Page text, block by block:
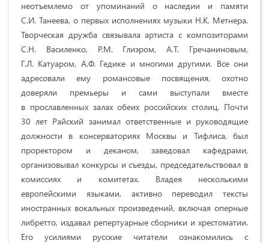
неотъемлемо от упоминаний о наследии и памяти
С.И. Танеева, о первых исполнениях музыки Н.К. Метнера.
Творческая дружба связывала артиста с композиторами
С.Н. Василенко, Р.М. Глиэром, А.Т. Гречаниновым,
Г.Л. Катуаром, А.Ф. Гедике и многими другими. Все они
адресовали ему романсовые посвящения, охотно
доверяли премьеры и сами выступали вместе
в прославленных залах обеих российских столиц. Почти
30 лет Райский занимал ответственные и руководящие
должности в консерваториях Москвы и Тифлиса, был
проректором и деканом, заведовал кафедрами,
организовывал конкурсы и съезды, председательствовал в
комиссиях и комитетах. Владея несколькими
европейскими языками, активно переводил тексты
иностранных вокальных произведений, включая оперные
либретто, издавал репертуарные сборники и хрестоматии.
Его усилиями русские читатели ознакомились с